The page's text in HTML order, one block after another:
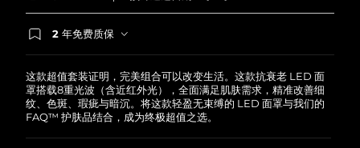
2 年免费质保
这款超值套装证明，完美组合可以改变生活。这款抗衰老 LED 面
罩搭载8重光波（含近红外光），全面满足肌肤需求，精准改善细
纹、色斑、瑕疵与暗沉。将这款轻盈无束缚的 LED 面罩与我们的
FAQ™ 护肤品结合，成为终极超值之选。